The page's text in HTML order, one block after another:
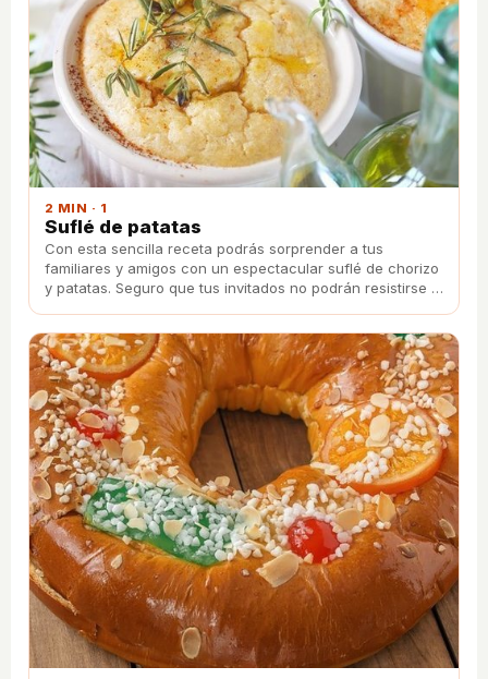
2 MIN · 1
Suflé de patatas
Con esta sencilla receta podrás sorprender a tus
familiares y amigos con un espectacular suflé de chorizo
y patatas. Seguro que tus invitados no podrán resistirse a